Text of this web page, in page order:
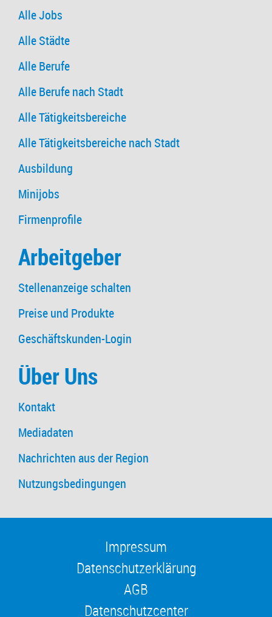
Alle Jobs
Alle Städte
Alle Berufe
Alle Berufe nach Stadt
Alle Tätigkeitsbereiche
Alle Tätigkeitsbereiche nach Stadt
Ausbildung
Minijobs
Firmenprofile
Arbeitgeber
Stellenanzeige schalten
Preise und Produkte
Geschäftskunden-Login
Über Uns
Kontakt
Mediadaten
Nachrichten aus der Region
Nutzungsbedingungen
Impressum
Datenschutzerklärung
AGB
Datenschutzcenter